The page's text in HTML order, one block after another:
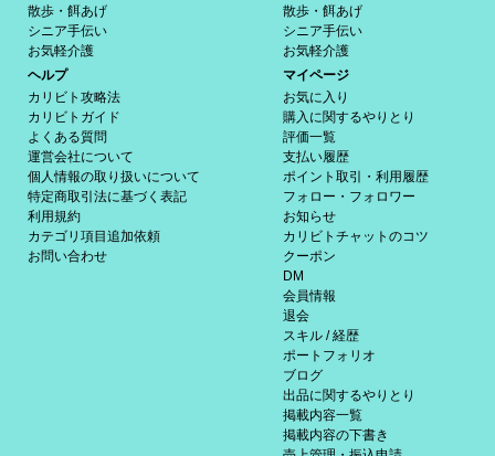
散歩・餌あげ
シニア手伝い
お気軽介護
散歩・餌あげ
シニア手伝い
お気軽介護
ヘルプ
カリビト攻略法
カリビトガイド
よくある質問
運営会社について
個人情報の取り扱いについて
特定商取引法に基づく表記
利用規約
カテゴリ項目追加依頼
お問い合わせ
マイページ
お気に入り
購入に関するやりとり
評価一覧
支払い履歴
ポイント取引・利用履歴
フォロー・フォロワー
お知らせ
カリビトチャットのコツ
クーポン
DM
会員情報
退会
スキル / 経歴
ポートフォリオ
ブログ
出品に関するやりとり
掲載内容一覧
掲載内容の下書き